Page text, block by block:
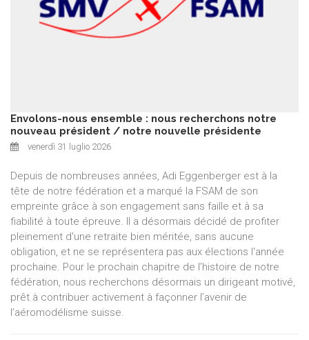
Envolons-nous ensemble : nous recherchons notre
nouveau président / notre nouvelle présidente
venerdì 31 luglio 2026
Depuis de nombreuses années, Adi Eggenberger est à la
tête de notre fédération et a marqué la FSAM de son
empreinte grâce à son engagement sans faille et à sa
fiabilité à toute épreuve. Il a désormais décidé de profiter
pleinement d'une retraite bien méritée, sans aucune
obligation, et ne se représentera pas aux élections l'année
prochaine. Pour le prochain chapitre de l’histoire de notre
fédération, nous recherchons désormais un dirigeant motivé,
prêt à contribuer activement à façonner l’avenir de
l’aéromodélisme suisse.